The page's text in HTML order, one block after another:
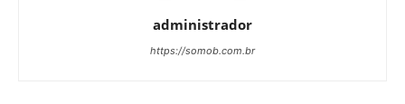
administrador
https://somob.com.br